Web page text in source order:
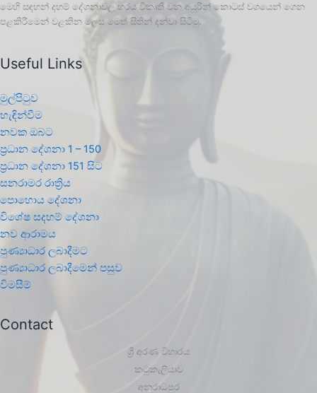
මෙහි සඳහන් දහම් දේශනාවල හරය විකෘති වන අයුරින් කොටස් වශයෙන් ගෙන
පළකිරීමෙන් වළකින ලෙස මෙත් සිතින් දන්වා සිටිමු.
Useful Links
මුල්පිටුව
හැඳින්වීම
නවක ඔබට
ප්‍රධාන දේශනා 1 – 150
ප්‍රධාන දේශනා 151 සිට
සනරාමර රාත්‍රිය
පොහොය දේශනා
විශේෂ සදහම් දේශනා
නව ආරාමය
පුණ්‍යාධාර ලබාදීමට
පුණ්‍යාධාර ලබාදීමෙන් පසුව
විමසීම්
Contact
ශ්‍රී අරණ විහාරය
කටුකැලියාව
අනුරාධපුර